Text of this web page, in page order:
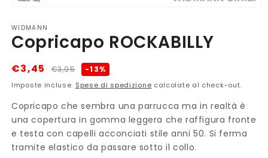
multimediali
1
in
finestra
modale
WIDMANN
Copricapo ROCKABILLY
Prezzo
di
€3,95
Prezzo
scontato
€3,45 -13%
Imposte incluse. Spese di spedizione calcolate al check-out.
Copricapo che sembra una parrucca ma in realtà è
una copertura in gomma leggera che raffigura fronte
e testa con capelli acconciati stile anni 50. Si ferma
tramite elastico da passare sotto il collo.